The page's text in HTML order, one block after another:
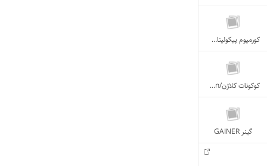
کورمیوم پیکولینات Chromium PICOLINATE
کوکونات کلاژن/Coconut & Collagen
گینر ‌GAINER